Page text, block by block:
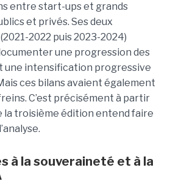
entre start-ups et grands
et privés. Ses deux
2022 puis 2023-2024)
une progression des
une intensification progressive
ces bilans avaient également
C’est précisément à partir
la troisième édition entend faire
à la souveraineté et à la